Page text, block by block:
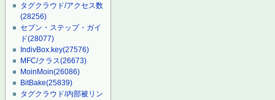
タグクラウド/アクセス数
(28256)
セブン・ステップ・ガイ
ド(28077)
IndivBox.key(27576)
MFC/クラス(26673)
MoinMoin(26086)
BitBake(25839)
タグクラウド/内部被リン